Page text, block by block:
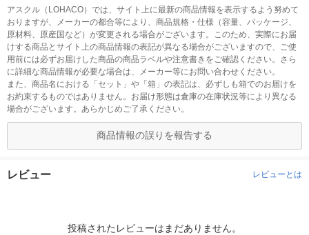
アスクル（LOHACO）では、サイト上に最新の商品情報を表示するよう努めて
おりますが、メーカーの都合等により、商品規格・仕様（容量、パッケージ、
原材料、原産国など）が変更される場合がございます。このため、実際にお届
けする商品とサイト上の商品情報の表記が異なる場合がございますので、ご使
用前には必ずお届けした商品の商品ラベルや注意書きをご確認ください。さら
に詳細な商品情報が必要な場合は、メーカー等にお問い合わせください。
また、商品名における「セット」や「箱」の表記は、必ずしも箱でのお届けを
お約束するものではありません。お届け形態は倉庫の在庫状況等により異なる
場合がございます。あらかじめご了承ください。
商品情報の誤りを報告する
レビュー レビューとは
投稿されたレビューはまだありません。